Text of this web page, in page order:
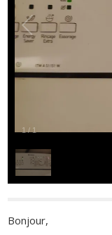
1 / 1
Bonjour,